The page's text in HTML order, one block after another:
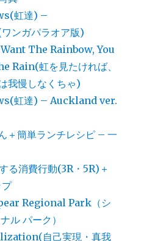
虹達) –
ンガパラオア版)
The Rainbow, You
Rain(虹を見たければ、
我慢しなくちゃ)
虹達) – Auckland ver.
＋簡単ランチレシピ – 一
る消費行動(3R・5R)＋
Regional Park（シ
ル パーク）
自己実現・真我